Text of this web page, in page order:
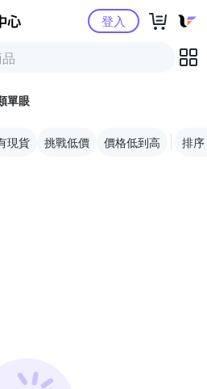
Yahoo購物中心登入
單眼
現貨 挑戰低價 價格低到高 排序